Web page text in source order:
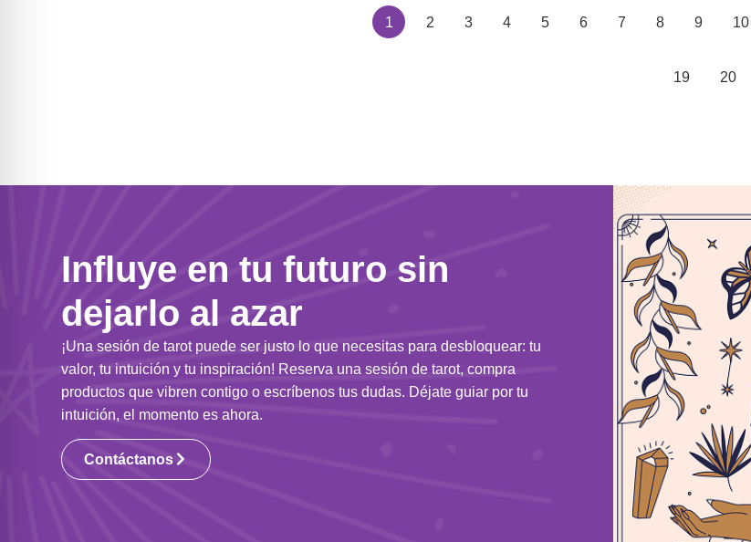
1 2 3 4 5 6 7 8 9 10
19 20
Influye en tu futuro sin
dejarlo al azar
¡Una sesión de tarot puede ser justo lo que necesitas para desbloquear: tu
valor, tu intuición y tu inspiración! Reserva una sesión de tarot, compra
productos que vibren contigo o escríbenos tus dudas. Déjate guiar por tu
intuición, el momento es ahora.
Contáctanos